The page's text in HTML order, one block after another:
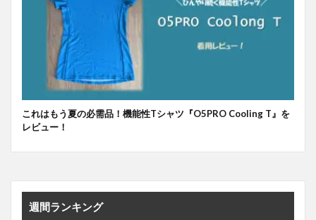
これはもう夏の必需品！機能性Tシャツ『O5PRO Cooling T』を
レビュー！
週間ランキング